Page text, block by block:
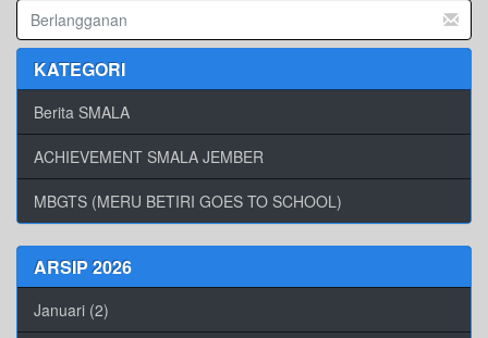
KATEGORI
Berita SMALA
ACHIEVEMENT SMALA JEMBER
MBGTS (MERU BETIRI GOES TO SCHOOL)
ARSIP 2026
Januari (2)